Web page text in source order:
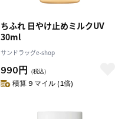
ちふれ 日やけ止めミルクUV
30ml
サンドラッグe-shop
990円 （税込）
積算 9 マイル (1倍)